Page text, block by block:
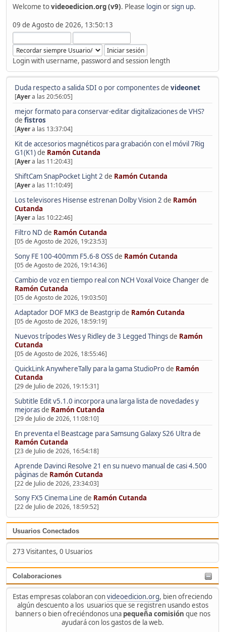
Welcome tovideoedicion.org (v9). Please loginorsign up.
09 de Agosto de 2026, 13:50:13
Login with username, password and session length
Duda respecto a salida SDI o por componentesde videonet
[Ayera las 20:56:05]
mejor formato para conservar-editar digitalizaciones de VHS?
de fistros
[Ayera las 13:37:04]
Kit de accesorios magnéticos para grabación con el móvil 7Rig
G1(K1)de Ramón Cutanda
[Ayera las 11:20:43]
ShiftCam SnapPocket Light 2 de Ramón Cutanda
[Ayera las 11:10:49]
Los televisores Hisense estrenan Dolby Vision 2 de Ramón
Cutanda
[Ayera las 10:22:46]
Filtro ND de Ramón Cutanda
[05 de Agosto de 2026, 19:23:53]
Sony FE 100-400mm F5.6-8 OSSde Ramón Cutanda
[05 de Agosto de 2026, 19:14:36]
Cambio de voz en tiempo real con NCH Voxal Voice Changerde
Ramón Cutanda
[05 de Agosto de 2026, 19:03:50]
Adaptador DOF MK3 de Beastgripde Ramón Cutanda
[05 de Agosto de 2026, 18:59:19]
Nuevos trípodes Wes y Ridley de 3 Legged Thingsde Ramón
Cutanda
[05 de Agosto de 2026, 18:55:46]
QuickLink AnywhereTally para la gama StudioProde Ramón
Cutanda
[29 de Julio de 2026, 19:15:31]
Subtitle Edit v5.1.0 incorpora una larga lista de novedades y
mejorasde Ramón Cutanda
[29 de Julio de 2026, 11:08:10]
En preventa el Beastcage para Samsung Galaxy S26 Ultrade
Ramón Cutanda
[23 de Julio de 2026, 16:54:18]
Aprende Davinci Resolve 21 en su nuevo manual de casi 4.500
páginasde Ramón Cutanda
[22 de Julio de 2026, 23:34:03]
Sony FX5 Cinema Line de Ramón Cutanda
[22 de Julio de 2026, 18:59:52]
Usuarios Conectados
273 Visitantes, 0 Usuarios
Colaboraciones
Estas empresas colaboran convideoedicion.org, bien ofreciendo
algún descuento a los usuarios que se registren usando estos
banners o bien ofreciéndonos una pequeña comisión que nos
ayudará con los gastos de la web.